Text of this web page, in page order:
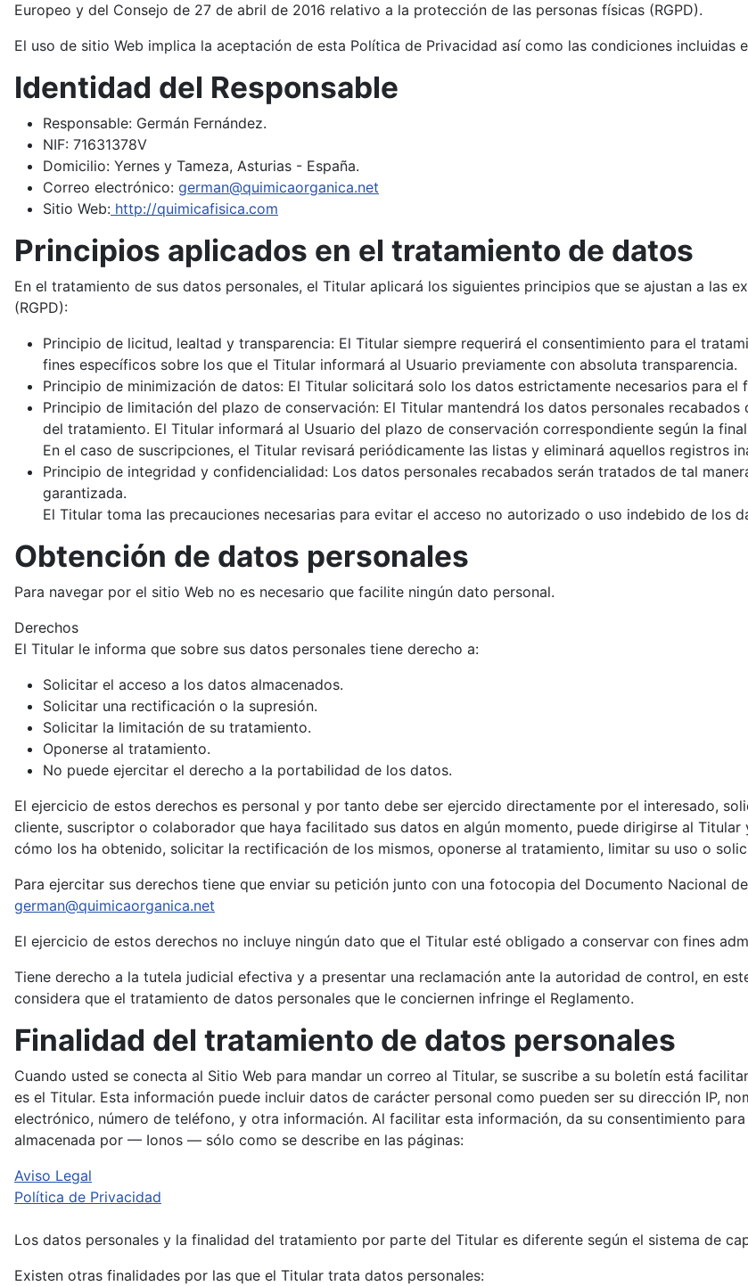
Europeo y del Consejo de 27 de abril de 2016 relativo a la protección de las personas físicas (RGPD).
El uso de sitio Web implica la aceptación de esta Política de Privacidad así como las condiciones incluidas
Identidad del Responsable
Responsable: Germán Fernández.
NIF: 71631378V
Domicilio: Yernes y Tameza, Asturias - España.
Correo electrónico: german@quimicaorganica.net
Sitio Web: http://quimicafisica.com
Principios aplicados en el tratamiento de datos
En el tratamiento de sus datos personales, el Titular aplicará los siguientes principios que se ajustan a las
(RGPD):
Principio de licitud, lealtad y transparencia: El Titular siempre requerirá el consentimiento para el
fines específicos sobre los que el Titular informará al Usuario previamente con absoluta transparencia.
Principio de minimización de datos: El Titular solicitará solo los datos estrictamente necesarios para el
Principio de limitación del plazo de conservación: El Titular mantendrá los datos personales
del tratamiento. El Titular informará al Usuario del plazo de conservación correspondiente según la
En el caso de suscripciones, el Titular revisará periódicamente las listas y eliminará aquellos registros
Principio de integridad y confidencialidad: Los datos personales recabados serán tratados de tal
garantizada.
El Titular toma las precauciones necesarias para evitar el acceso no autorizado o uso indebido de los
Obtención de datos personales
Para navegar por el sitio Web no es necesario que facilite ningún dato personal.
Derechos
El Titular le informa que sobre sus datos personales tiene derecho a:
Solicitar el acceso a los datos almacenados.
Solicitar una rectificación o la supresión.
Solicitar la limitación de su tratamiento.
Oponerse al tratamiento.
No puede ejercitar el derecho a la portabilidad de los datos.
El ejercicio de estos derechos es personal y por tanto debe ser ejercido directamente por el interesado,
cliente, suscriptor o colaborador que haya facilitado sus datos en algún momento, puede dirigirse al
cómo los ha obtenido, solicitar la rectificación de los mismos, oponerse al tratamiento, limitar su uso o
Para ejercitar sus derechos tiene que enviar su petición junto con una fotocopia del Documento Nacional
german@quimicaorganica.net
El ejercicio de estos derechos no incluye ningún dato que el Titular esté obligado a conservar con fines
Tiene derecho a la tutela judicial efectiva y a presentar una reclamación ante la autoridad de control, en
considera que el tratamiento de datos personales que le conciernen infringe el Reglamento.
Finalidad del tratamiento de datos personales
Cuando usted se conecta al Sitio Web para mandar un correo al Titular, se suscribe a su boletín está
es el Titular. Esta información puede incluir datos de carácter personal como pueden ser su dirección IP,
electrónico, número de teléfono, y otra información. Al facilitar esta información, da su consentimiento
almacenada por — Ionos — sólo como se describe en las páginas:
Aviso Legal
Política de Privacidad
Los datos personales y la finalidad del tratamiento por parte del Titular es diferente según el sistema de
Existen otras finalidades por las que el Titular trata datos personales: